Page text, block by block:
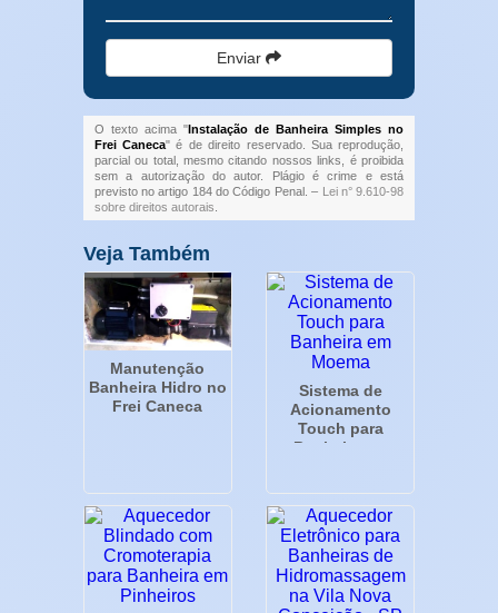
Enviar
O texto acima "Instalação de Banheira Simples no
Frei Caneca" é de direito reservado. Sua reprodução,
parcial ou total, mesmo citando nossos links, é proibida
sem a autorização do autor. Plágio é crime e está
previsto no artigo 184 do Código Penal. – Lei n° 9.610-98
sobre direitos autorais
Veja Também
Manutenção
Banheira Hidro no
Frei Caneca
Sistema de
Acionamento
Touch para
Banheira em